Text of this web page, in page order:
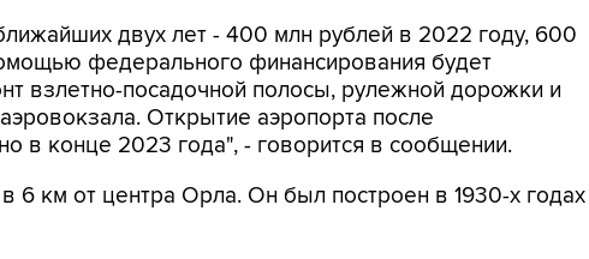
двух лет - 400 млн рублей в 2022 году, 600
федерального финансирования будет
взлетно-посадочной полосы, рулежной дорожки и
Открытие аэропорта после
в конце 2023 года", - говорится в сообщении.
6 км от центра Орла. Он был построен в 1930-х годах